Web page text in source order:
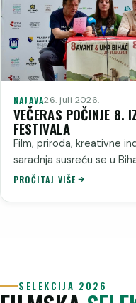
NAJAVA26. juli 2026.
VEČERAS POČINJE 8.
FESTIVALA
Film, priroda, kreativne
saradnja susreću se u
PROČITAJ VIŠE
SELEKCIJA 2026